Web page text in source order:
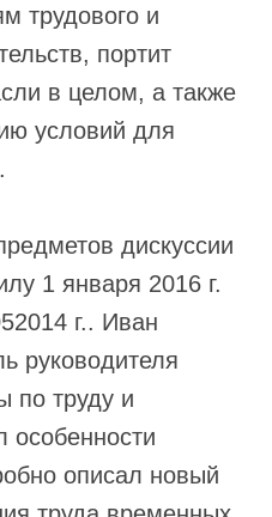
трудового и
портит
в целом, а также
условий для
дискуссии
1 января 2016 г.
г.. Иван
руководителя
по труду и
особенности
описал новый